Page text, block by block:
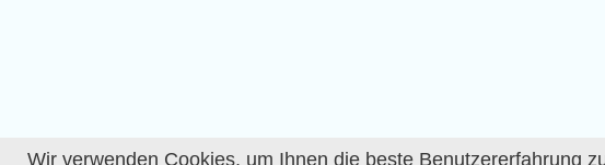
Wir verwenden Cookies, um Ihnen die beste Benutzererfahrung